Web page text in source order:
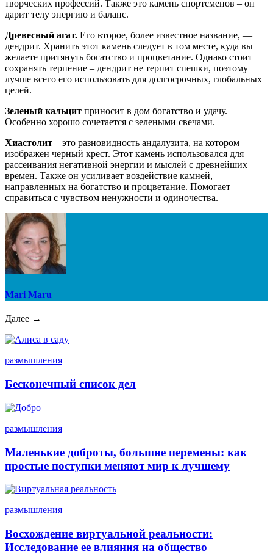
творческих профессий. Также это камень спортсменов – он
дарит телу энергию и баланс.
Древесный агат. Его второе, более известное название, —
дендрит. Хранить этот камень следует в том месте, куда вы
желаете притянуть богатство и процветание. Однако стоит
сохранять терпение – дендрит не терпит спешки, поэтому
лучше всего его использовать для долгосрочных, глобальных
целей.
Зеленый кальцит приносит в дом богатство и удачу.
Особенно хорошо сочетается с зелеными свечами.
Хиастолит – это разновидность андалузита, на котором
изображен черный крест. Этот камень использовался для
рассеивания негативной энергии и мыслей с древнейших
времен. Также он усиливает воздействие камней,
направленных на богатство и процветание. Помогает
справиться с чувством ненужности и одиночества.
Mari Maru
Далее →
размышления
Бесконечный список дел
размышления
Маленькие доброты, большие перемены: как
простые поступки меняют мир к лучшему
размышления
Восхождение виртуальной реальности:
Исследование ее влияния на общество